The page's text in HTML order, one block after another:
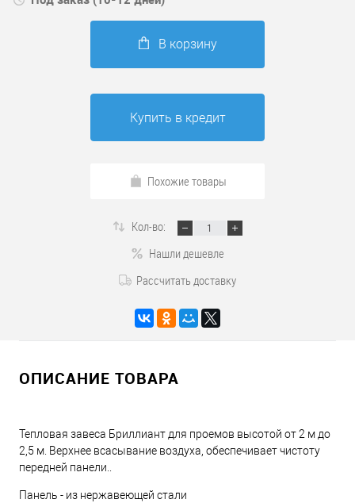
В корзину
Купить в кредит
Похожие товары
Кол-во:
Нашли дешевле
Рассчитать доставку
ОПИСАНИЕ ТОВАРА
Тепловая завеса Бриллиант для проемов высотой от 2 м до
2,5 м. Верхнее всасывание воздуха, обеспечивает чистоту
передней панели..
Панель - из нержавеющей стали